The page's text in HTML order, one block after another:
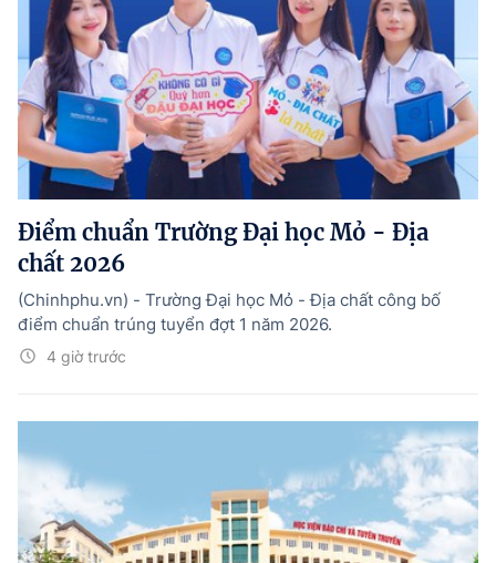
Điểm chuẩn Trường Đại học Mỏ - Địa
chất 2026
4 giờ trước
(Chinhphu.vn) - Trường Đại học Mỏ - Địa chất công bố
điểm chuẩn trúng tuyển đợt 1 năm 2026.